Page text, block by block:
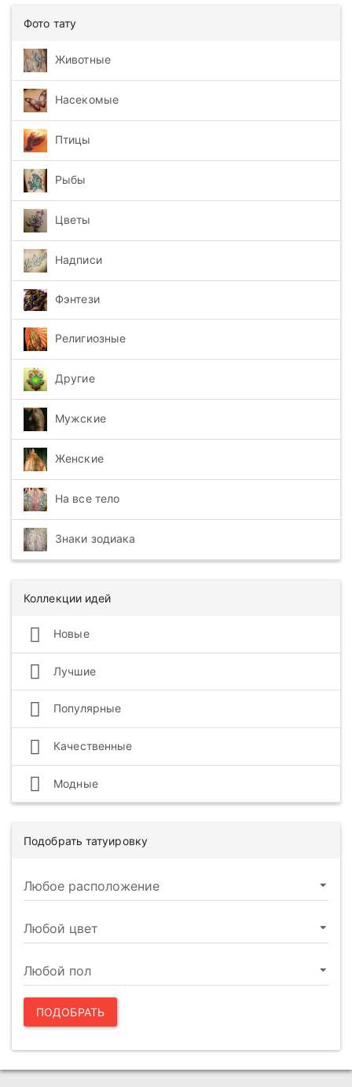
Фото тату
Животные
Насекомые
Птицы
Рыбы
Цветы
Надписи
Фэнтези
Религиозные
Другие
Мужские
Женские
На все тело
Знаки зодиака
Коллекции идей
Новые
Лучшие
Популярные
Качественные
Модные
Подобрать татуировку
ПОДОБРАТЬ